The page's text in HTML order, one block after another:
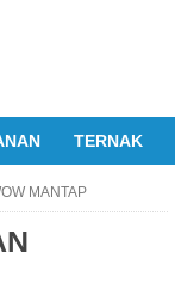
TERNAK
MANTAP